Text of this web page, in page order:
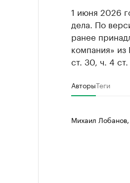
Ознакомьтесь с
1 июня 2026
дела. По
ранее
компания»
ст. 30, ч. 4
АвторыТеги
Михаил